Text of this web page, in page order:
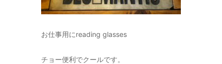
お仕事用にreading glasses
チョー便利でクールです。